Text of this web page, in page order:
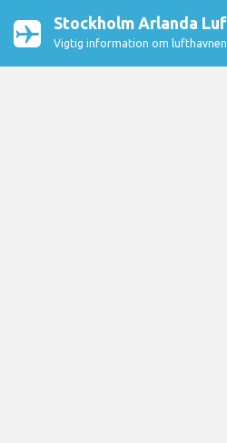
Stockholm Arlanda
Vigtig information om